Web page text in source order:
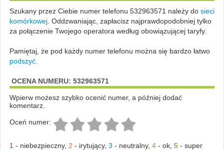
Szukany przez Ciebie numer telefonu 532963571 należy do sieci
komórkowej. Oddzwaniając, zapłacisz najprawdopodobniej tylko
za połączenie Twojego operatora według obowiązującej taryfy.
Pamiętaj, że pod każdy numer telefonu można się bardzo łatwo
podszyć.
OCENA NUMERU: 532963571
Wpierw możesz szybko ocenić numer, a później dodać
komentarz.
Oceń numer:
1 - niebezpieczny, 2 - irytujący, 3 - neutralny, 4- ok, 5- super